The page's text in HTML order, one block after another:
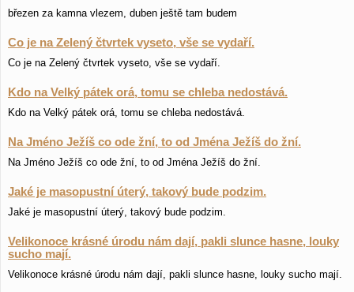
březen za kamna vlezem, duben ještě tam budem
Co je na Zelený čtvrtek vyseto, vše se vydaří.
Co je na Zelený čtvrtek vyseto, vše se vydaří.
Kdo na Velký pátek orá, tomu se chleba nedostává.
Kdo na Velký pátek orá, tomu se chleba nedostává.
Na Jméno Ježíš co ode žní, to od Jména Ježíš do žní.
Na Jméno Ježíš co ode žní, to od Jména Ježíš do žní.
Jaké je masopustní úterý, takový bude podzim.
Jaké je masopustní úterý, takový bude podzim.
Velikonoce krásné úrodu nám dají, pakli slunce hasne, louky
sucho mají.
Velikonoce krásné úrodu nám dají, pakli slunce hasne, louky sucho mají.